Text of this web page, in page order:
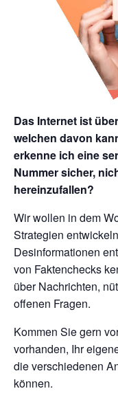
Das Internet ist
welchen davon
erkenne ich eine
Nummer sicher,
hereinzufallen?
Wir wollen in dem
Strategien
Desinformationen
von Faktenchecks
über Nachrichten,
offenen Fragen.
Kommen Sie gern
vorhanden, Ihr
die verschiedenen
können.